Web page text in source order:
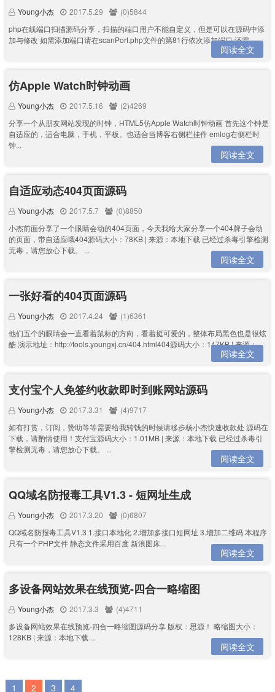
Young小杰 2017.5.29
(0)5844
php在线端口扫描源码分享，扫描的端口用户不能自定义，但是可以在源码中添
加与修改 如需添加端口请在scanPort.php文件的第81行依次添加端口 还需...
阅读全文
仿Apple Watch时钟动画
Young小杰 2017.5.16
(2)4269
分享一个从朋友网站发现的时钟，HTML5仿Apple Watch时钟动画 首先这个钟是
自适应的，适合电脑，手机，平板。也适合当博客右侧栏挂件 emlog右侧栏时
钟...
阅读全文
自适应动态404页面源码
Young小杰 2017.5.7
(0)8850
小杰前面分享了一个眼睛会动的404页面，今天我给大家分享一个404牌子会动
的页面，带自适应哦404源码大小：78KB | 来源：本地下载 已经过杀毒引擎检测
无毒，请您放心下载。 ...
阅读全文
一张好看的404页面源码
Young小杰 2017.4.24
(1)6361
他们五个的眼睛会一直看着鼠标的方向，看着挺可爱的，整体布局黑色也是很炫
酷 演示地址：http://tools.youngxj.cn/404.html404源码大小：147KB | 来源：...
阅读全文
支付宝个人免签约收款即时到账网站源码
Young小杰 2017.3.31
(4)9717
如有打赏，订阅，赞助等等需要给我转钱的时候请移步杨小杰快速收款处 源码在
下载，请酌情使用！支付宝源码大小：1.01MB | 来源：本地下载 已经过杀毒引
擎检测无毒，请您放心下载。 ...
阅读全文
QQ域名防报毒工具V1.3 - 短网址生成
Young小杰 2017.3.20
(0)6807
QQ域名防报毒工具V1.3 1.接口本地化 2.增加多接口短网址 3.增加二维码 本程序
只有一个PHP文件 静态文件采用百度 新浪图床...
阅读全文
多设备网站效果在线预览-四合一略缩图
Young小杰 2017.3.3
(4)4711
多设备网站效果在线预览-四合一略缩图源码分享 版权：思源！ 略缩图大小：
128KB | 来源：本地下载 ...
阅读全文
1 2 3 4